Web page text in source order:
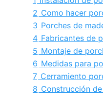
2 Como hacer
3 Porches de
4 Fabricantes de
5 Montaje de
6 Medidas para
7 Cerramiento
8 Construcción